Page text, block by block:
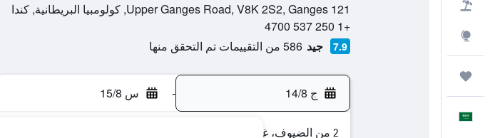
121 Upper Ganges Road, V8K 2S2, Ganges, كولومبيا البريطانية, كندا
+1 250 537 4700
7.9 جيد 586 من التقييمات تم التحقق منها
ج 14/8 - س 15/8
2 من الضيوف، غرفة واحدة